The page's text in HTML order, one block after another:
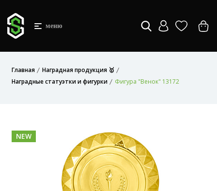
меню
Главная
Наградная продукция 🥇
Наградные статуэтки и фигурки
Фигура "Венок" 13172
NEW